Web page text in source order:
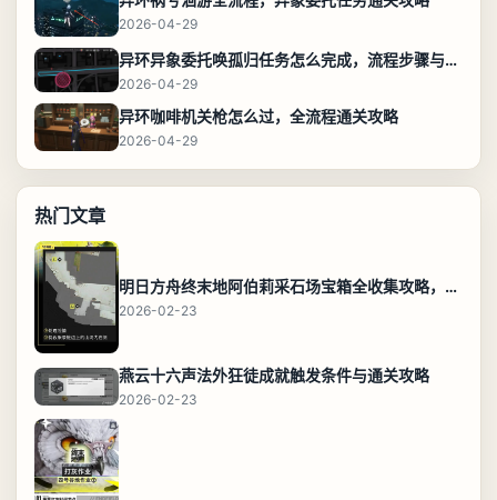
2026-04-29
异环异象委托唤孤归任务怎么完成，流程步骤与位置攻略
2026-04-29
异环咖啡机关枪怎么过，全流程通关攻略
2026-04-29
热门文章
明日方舟终末地阿伯莉采石场宝箱全收集攻略，全点位分布图与路线
2026-02-23
燕云十六声法外狂徒成就触发条件与通关攻略
2026-02-23